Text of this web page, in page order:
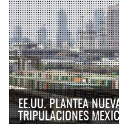
APM TERMINALS
MOVIMIENTO DE